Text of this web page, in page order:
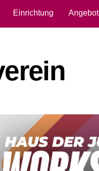
Einrichtung Angebot